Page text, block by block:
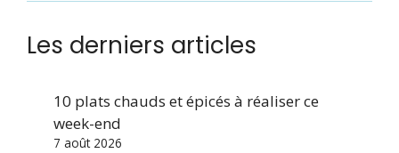
Les derniers articles
10 plats chauds et épicés à réaliser ce
week-end
7 août 2026